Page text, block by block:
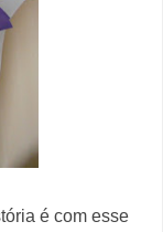
é com esse